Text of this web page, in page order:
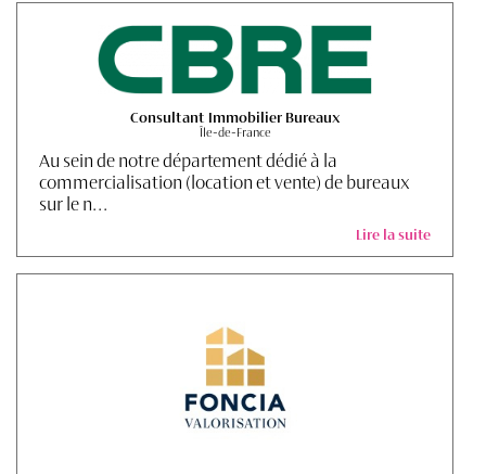
Consultant Immobilier Bureaux
Île-de-France
Au sein de notre département dédié à la
commercialisation (location et vente) de bureaux
sur le n...
Lire la suite